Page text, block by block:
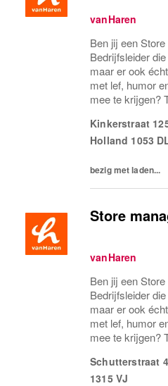
vanHaren
Ben jij een
Bedrijfsleider
maar er ook
met lef, humor
mee te krijgen?
please! Dan
Kinkerstraat
Holland 1053
bezig met laden...
Store
vanHaren
Ben jij een
Bedrijfsleider
maar er ook
met lef, humor
mee te krijgen?
please! Dan
Schutterstraat
1315 VJ